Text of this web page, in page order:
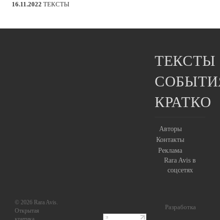
16.11.2022 ТЕКСТЫ
ТЕКСТЫ
КРАТКО
Авторы
Контакты
Реклама
Rara Avis в
соцсетях
Разработка
© 2026 Rara Avis.
Открытая